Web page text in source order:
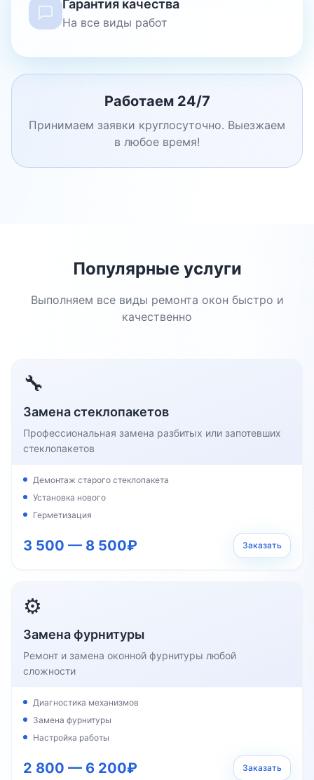
Гарантия качества
На все виды работ
Работаем 24/7
Принимаем заявки круглосуточно. Выезжаем
в любое время!
Популярные услуги
Выполняем все виды ремонта окон быстро и
качественно
🔧
Замена стеклопакетов
Профессиональная замена разбитых или запотевших
стеклопакетов
Демонтаж старого стеклопакета
Установка нового
Герметизация
3 500 — 8 500₽ Заказать
⚙️
Замена фурнитуры
Ремонт и замена оконной фурнитуры любой
сложности
Диагностика механизмов
Замена фурнитуры
Настройка работы
2 800 — 6 200₽ Заказать